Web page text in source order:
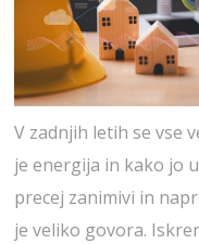
V zadnjih letih se vse
je energija in kako jo
precej zanimivi in
je veliko govora.